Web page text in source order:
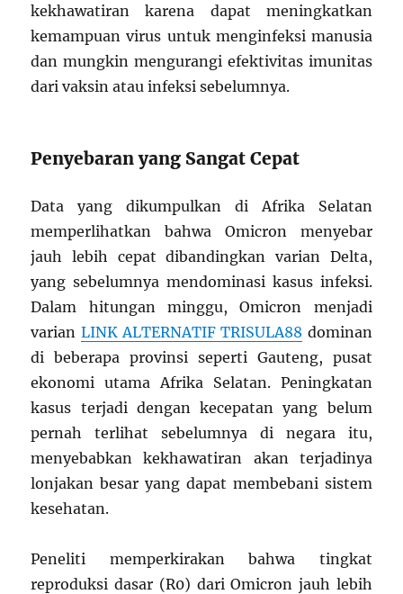
kekhawatiran karena dapat meningkatkan
kemampuan virus untuk menginfeksi manusia
dan mungkin mengurangi efektivitas imunitas
dari vaksin atau infeksi sebelumnya.
Penyebaran yang Sangat Cepat
Data yang dikumpulkan di Afrika Selatan
memperlihatkan bahwa Omicron menyebar
jauh lebih cepat dibandingkan varian Delta,
yang sebelumnya mendominasi kasus infeksi.
Dalam hitungan minggu, Omicron menjadi
varian LINK ALTERNATIF TRISULA88 dominan
di beberapa provinsi seperti Gauteng, pusat
ekonomi utama Afrika Selatan. Peningkatan
kasus terjadi dengan kecepatan yang belum
pernah terlihat sebelumnya di negara itu,
menyebabkan kekhawatiran akan terjadinya
lonjakan besar yang dapat membebani sistem
kesehatan.
Peneliti memperkirakan bahwa tingkat
reproduksi dasar (R0) dari Omicron jauh lebih